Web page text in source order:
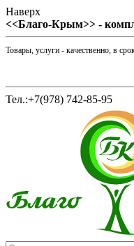
Наверх
<<Благо-Крым>> -
Товары, услуги - качественно, в
Тел.:+7(978) 742-85-95